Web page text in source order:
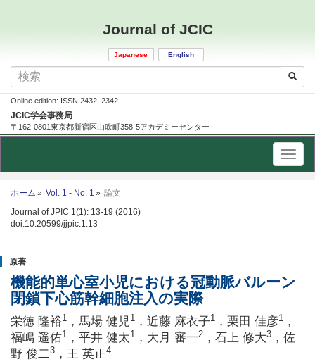
Journal of JCIC
Japanese English
Online edition: ISSN 2432–2342
JCIC学会事務局
〒162-0801東京都新宿区山吹町358-5アカデミーセンター
ホーム Vol. 1 - No. 1
論文
Journal of JPIC 1(1): 13-19 (2016)
doi:10.20599/jjpic.1.13
原著
機能的単心室小児における冠動脈バルーン
閉鎖下心筋幹細胞注入の実際
栄徳 隆裕1 ，馬場 健児1 ，近藤 麻衣子1 ，栗田 佳彦1
，
福嶋 遥佑1 ，平井 健太1 ，大月 審一2 ，石上 修大3 ，佐
野 俊二3 ，王 英正4